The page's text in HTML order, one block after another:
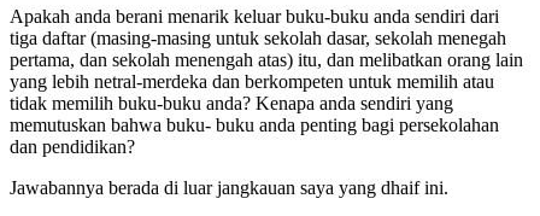
Apakah anda berani menarik keluar buku-buku anda sendiri dari
tiga daftar (masing-masing untuk sekolah dasar, sekolah menegah
pertama, dan sekolah menengah atas) itu, dan melibatkan orang lain
yang lebih netral-merdeka dan berkompeten untuk memilih atau
tidak memilih buku-buku anda? Kenapa anda sendiri yang
memutuskan bahwa buku- buku anda penting bagi persekolahan
dan pendidikan?
Jawabannya berada di luar jangkauan saya yang dhaif ini.